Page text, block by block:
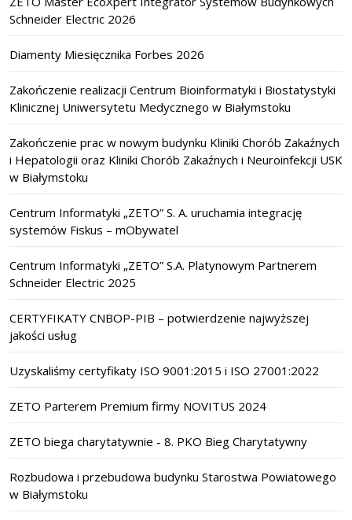
Schneider Electric 2026
Diamenty Miesięcznika Forbes 2026
Zakończenie realizacji Centrum Bioinformatyki i Biostatystyki
Klinicznej Uniwersytetu Medycznego w Białymstoku
Zakończenie prac w nowym budynku Kliniki Chorób Zakaźnych
i Hepatologii oraz Kliniki Chorób Zakaźnych i Neuroinfekcji USK
w Białymstoku
Centrum Informatyki „ZETO” S. A. uruchamia integrację
systemów Fiskus – mObywatel
Centrum Informatyki „ZETO” S.A. Platynowym Partnerem
Schneider Electric 2025
CERTYFIKATY CNBOP-PIB – potwierdzenie najwyższej
jakości usług
Uzyskaliśmy certyfikaty ISO 9001:2015 i ISO 27001:2022
ZETO Parterem Premium firmy NOVITUS 2024
ZETO biega charytatywnie - 8. PKO Bieg Charytatywny
Rozbudowa i przebudowa budynku Starostwa Powiatowego
w Białymstoku